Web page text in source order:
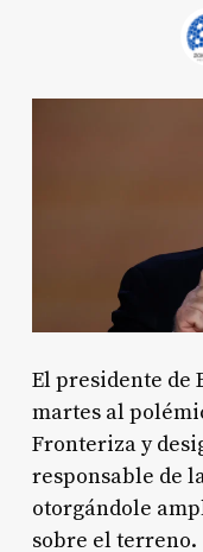
El presidente de
martes al
Fronteriza y
responsable de
otorgándole
sobre el terreno.